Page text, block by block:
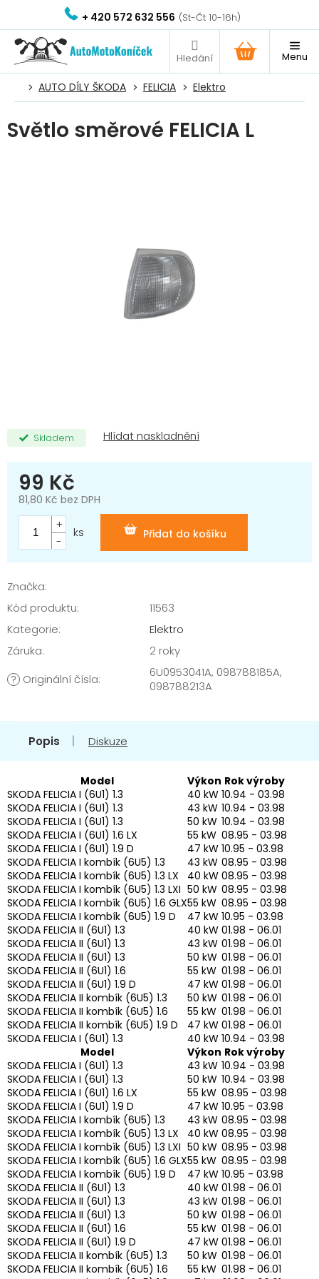
obsah
+ 420 572 632 556
NÁKUPNÍ
KOŠÍK
AUTO DÍLY ŠKODA FELICIA Elektro
Světlo směrové FELICIA L
Skladem
99 Kč
81,80 Kč bez DPH
Měrná
cena:
Přidat do košíku
ks
Značka:
Kód produktu:
11563
Kategorie:
Elektro
Záruka: 2 roky
? Originální čísla:
6U0953041A, 098788185A,
098788213A
Popis Diskuze
Model Výkon Rok výroby
SKODA FELICIA I (6U1) 1.3
40 kW 10.94 - 03.98
SKODA FELICIA I (6U1) 1.3
43 kW 10.94 - 03.98
SKODA FELICIA I (6U1) 1.3
50 kW 10.94 - 03.98
SKODA FELICIA I (6U1) 1.6 LX
55 kW 08.95 - 03.98
SKODA FELICIA I (6U1) 1.9 D
47 kW 10.95 - 03.98
SKODA FELICIA I kombík (6U5) 1.3
43 kW 08.95 - 03.98
SKODA FELICIA I kombík (6U5) 1.3 LX
40 kW 08.95 - 03.98
SKODA FELICIA I kombík (6U5) 1.3 LXI 50 kW 08.95 - 03.98
SKODA FELICIA I kombík (6U5) 1.6 GLX55 kW 08.95 - 03.98
SKODA FELICIA I kombík (6U5) 1.9 D
47 kW 10.95 - 03.98
SKODA FELICIA II (6U1) 1.3
40 kW 01.98 - 06.01
SKODA FELICIA II (6U1) 1.3
43 kW 01.98 - 06.01
SKODA FELICIA II (6U1) 1.3
50 kW 01.98 - 06.01
SKODA FELICIA II (6U1) 1.6
55 kW 01.98 - 06.01
SKODA FELICIA II (6U1) 1.9 D
47 kW 01.98 - 06.01
SKODA FELICIA II kombík (6U5) 1.3
50 kW 01.98 - 06.01
SKODA FELICIA II kombík (6U5) 1.6
55 kW 01.98 - 06.01
SKODA FELICIA II kombík (6U5) 1.9 D
47 kW 01.98 - 06.01
SKODA FELICIA I (6U1) 1.3
40 kW 10.94 - 03.98
Model
Výkon Rok výroby
SKODA FELICIA I (6U1) 1.3
43 kW 10.94 - 03.98
SKODA FELICIA I (6U1) 1.3
50 kW 10.94 - 03.98
SKODA FELICIA I (6U1) 1.6 LX
55 kW 08.95 - 03.98
SKODA FELICIA I (6U1) 1.9 D
47 kW 10.95 - 03.98
SKODA FELICIA I kombík (6U5) 1.3
43 kW 08.95 - 03.98
SKODA FELICIA I kombík (6U5) 1.3 LX
40 kW 08.95 - 03.98
SKODA FELICIA I kombík (6U5) 1.3 LXI 50 kW 08.95 - 03.98
SKODA FELICIA I kombík (6U5) 1.6 GLX55 kW 08.95 - 03.98
SKODA FELICIA I kombík (6U5) 1.9 D
47 kW 10.95 - 03.98
SKODA FELICIA II (6U1) 1.3
40 kW 01.98 - 06.01
SKODA FELICIA II (6U1) 1.3
43 kW 01.98 - 06.01
SKODA FELICIA II (6U1) 1.3
50 kW 01.98 - 06.01
SKODA FELICIA II (6U1) 1.6
55 kW 01.98 - 06.01
SKODA FELICIA II (6U1) 1.9 D
47 kW 01.98 - 06.01
SKODA FELICIA II kombík (6U5) 1.3
50 kW 01.98 - 06.01
SKODA FELICIA II kombík (6U5) 1.6
55 kW 01.98 - 06.01